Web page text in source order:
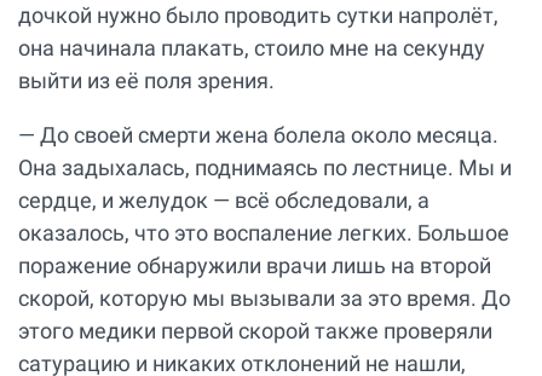
дочкой нужно было проводить сутки напролёт,
она начинала плакать, стоило мне на секунду
выйти из её поля зрения.
— До своей смерти жена болела около месяца.
Она задыхалась, поднимаясь по лестнице. Мы и
сердце, и желудок — всё обследовали, а
оказалось, что это воспаление легких. Большое
поражение обнаружили врачи лишь на второй
скорой, которую мы вызывали за это время. До
этого медики первой скорой также проверяли
сатурацию и никаких отклонений не нашли,